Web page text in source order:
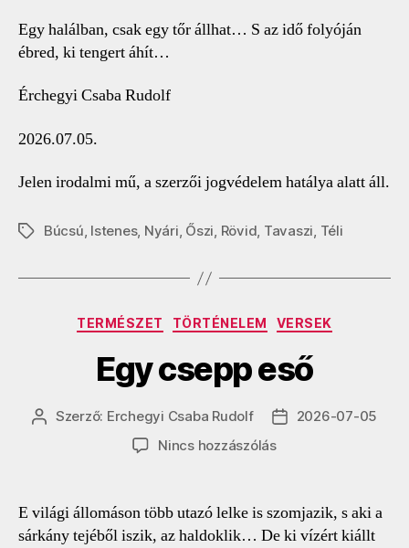
bejegyzéshez
Egy halálban, csak egy tőr állhat… S az idő folyóján
ébred, ki tengert áhít…
Érchegyi Csaba Rudolf
2026.07.05.
Jelen irodalmi mű, a szerzői jogvédelem hatálya alatt áll.
CímkékBúcsú, Istenes, Nyári, Őszi, Rövid, Tavaszi, Téli
Kategóriák
TERMÉSZET TÖRTÉNELEM VERSEK
Egy csepp eső
Bejegyzés
Szerző: Erchegyi Csaba Rudolf
Bejegyzés
2026-07-05
Nincs hozzászólása(z)
bejegyzéshez
E világi állomáson több utazó lelke is szomjazik, s aki a
sárkány tejéből iszik, az haldoklik… De ki vízért kiállt